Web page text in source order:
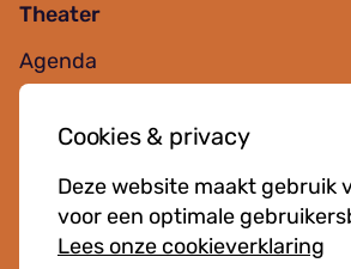
Cookies & privacy
Deze website maakt gebruik
voor een optimale
Lees onze cookieverklaring
Theater
Agenda
Muziekcursussen
Kunst cursussen